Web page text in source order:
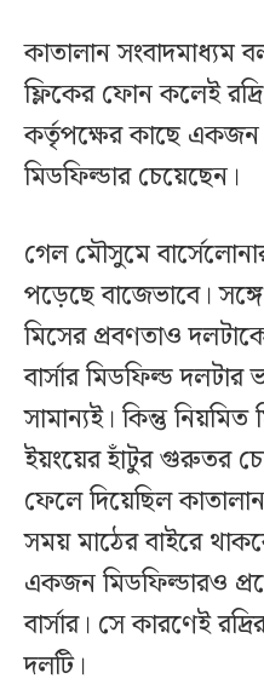
কাতালান সংবাদমাধ্যম
ফ্লিকের ফোন কলেই
কর্তৃপক্ষের কাছে একজন
মিডফিল্ডার চেয়েছেন।
গেল মৌসুমে
পড়েছে বাজেভাবে।
মিসের প্রবণতাও
বার্সার মিডফিল্ড
সামান্যই। কিন্তু নিয়মিত
ইয়ংয়ের হাঁটুর গুরুতর
ফেলে দিয়েছিল
সময় মাঠের বাইরে
একজন মিডফিল্ডারও
বার্সার। সে কারণেই
দলটি।